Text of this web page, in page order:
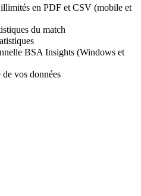
en PDF et CSV (mobile et
du match
BSA Insights (Windows et
vos données